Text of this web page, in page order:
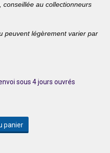
conseillée au collectionneurs
peuvent légèrement varier par
sous 4 jours ouvrés
panier